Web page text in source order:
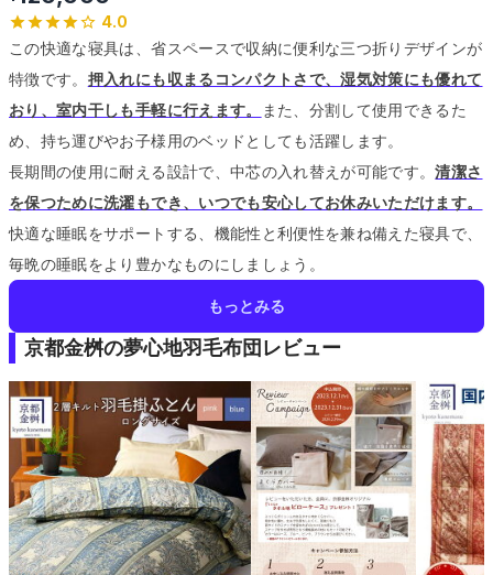
4.0
この快適な寝具は、省スペースで収納に便利な三つ折りデザインが
特徴です。 押入れにも収まるコンパクトさで、湿気対策にも優れて
おり、室内干しも手軽に行えます。
また、分割して使用できるた
め、持ち運びやお子様用のベッドとしても活躍します。
長期間の使用に耐える設計で、中芯の入れ替えが可能です。清潔さ
を保つために洗濯もでき、いつでも安心してお休みいただけます。
快適な睡眠をサポートする、機能性と利便性を兼ね備えた寝具で、
毎晩の睡眠をより豊かなものにしましょう。
もっとみる
京都金桝の夢心地羽毛布団レビュー